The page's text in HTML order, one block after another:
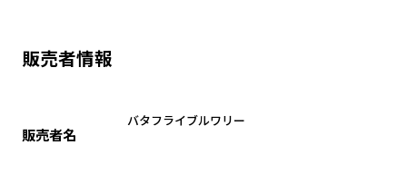
販売者情報
販売者名
バタフライブルワリー